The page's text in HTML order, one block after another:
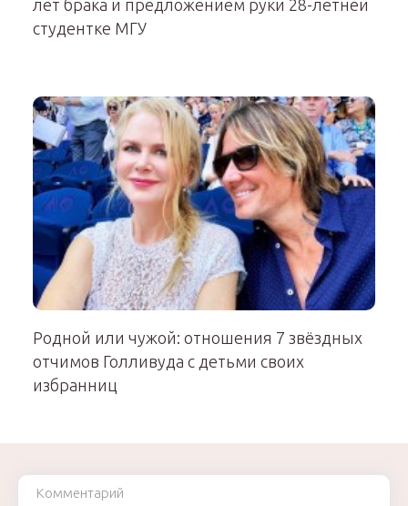
лет брака и предложением руки 28-летней
студентке МГУ
Родной или чужой: отношения 7 звёздных
отчимов Голливуда с детьми своих
избранниц
Комментарий